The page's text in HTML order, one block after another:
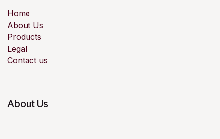
Home
About Us
Products
Legal
Contact us
About Us